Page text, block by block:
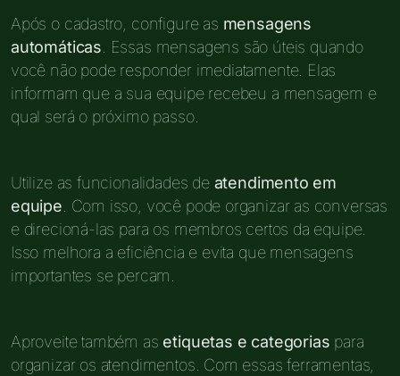
Após o cadastro, configure as mensagens
automáticas . Essas mensagens são úteis quando
você não pode responder imediatamente. Elas
informam que a sua equipe recebeu a mensagem e
qual será o próximo passo.
Utilize as funcionalidades de atendimento em
equipe . Com isso, você pode organizar as conversas
e direcioná-las para os membros certos da equipe.
Isso melhora a eficiência e evita que mensagens
importantes se percam.
Aproveite também as etiquetas e categorias para
organizar os atendimentos. Com essas ferramentas,